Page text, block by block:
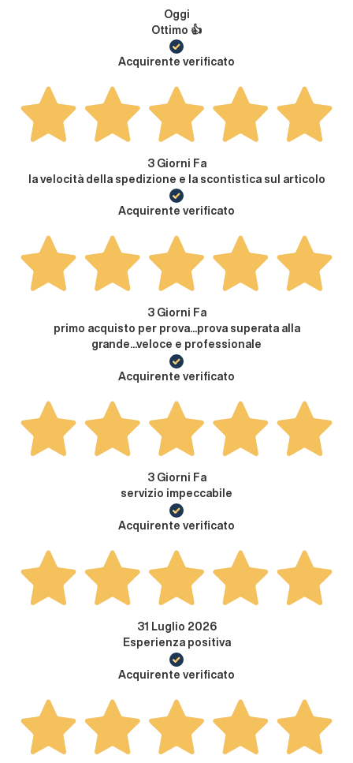
Oggi
Ottimo 👍
Acquirente verificato
3 Giorni Fa
la velocità della spedizione e la scontistica sul articolo
Acquirente verificato
3 Giorni Fa
primo acquisto per prova...prova superata alla
grande...veloce e professionale
Acquirente verificato
3 Giorni Fa
servizio impeccabile
Acquirente verificato
31 Luglio 2026
Esperienza positiva
Acquirente verificato